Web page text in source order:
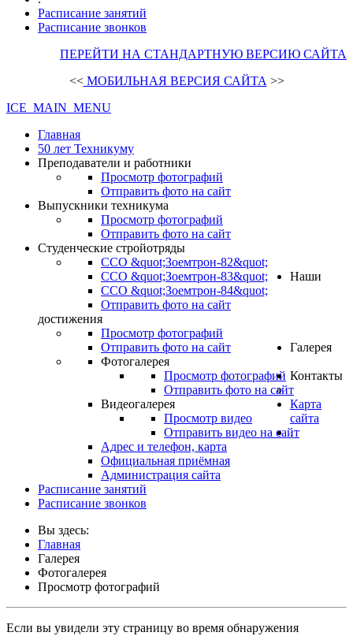
Расписание занятий
Расписание звонков
ПЕРЕЙТИ НА СТАНДАРТНУЮ ВЕРСИЮ САЙТА
<<МОБИЛЬНАЯ ВЕРСИЯ САЙТА >>
ICE_MAIN_MENU
Главная
50 лет Техникуму
Преподаватели и работники
Просмотр фотографий
Отправить фото на сайт
Выпускники техникума
Просмотр фотографий
Отправить фото на сайт
Студенческие стройотряды
ССО &quot;Зоемтрон-82&quot;
ССО &quot;Зоемтрон-83&quot;
ССО &quot;Зоемтрон-84&quot;
Отправить фото на сайт
Наши
достижения
Просмотр фотографий
Отправить фото на сайт
Галерея
Фотогалерея
Просмотр фотографий
Отправить фото на сайт
Видеогалерея
Просмотр видео
Отправить видео на сайт
Контакты
Адрес и телефон, карта
Официальная приёмная
Администрация сайта
Карта
сайта
.
Расписание занятий
Расписание звонков
Вы здесь:
Главная
Галерея
Фотогалерея
Просмотр фотографий
Если вы увидели эту страницу во время обнаружения